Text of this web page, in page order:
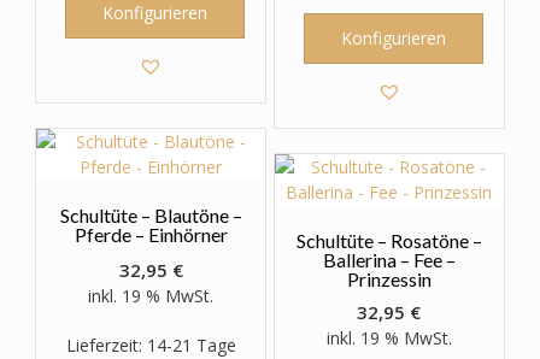
Konfigurieren
Konfigurieren
Schultüte – Blautöne –
Pferde – Einhörner
32,95 €
inkl. 19 % MwSt.
Lieferzeit: 14-21 Tage
Schultüte – Rosatöne –
Ballerina – Fee –
Prinzessin
32,95 €
inkl. 19 % MwSt.